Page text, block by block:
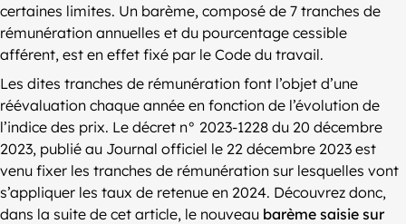
certaines limites. Un barème, composé de 7 tranches de
rémunération annuelles et du pourcentage cessible
afférent, est en effet fixé par le Code du travail.
Les dites tranches de rémunération font l’objet d’une
réévaluation chaque année en fonction de l’évolution de
l’indice des prix. Le décret n° 2023-1228 du 20 décembre
2023, publié au Journal officiel le 22 décembre 2023 est
venu fixer les tranches de rémunération sur lesquelles vont
s’appliquer les taux de retenue en 2024. Découvrez donc,
dans la suite de cet article, le nouveau barème saisie sur